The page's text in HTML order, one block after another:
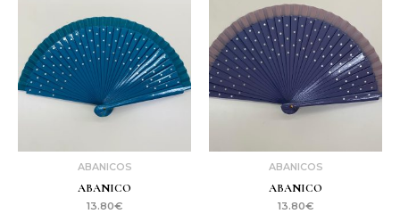
ABANICOS
ABANICO
13.80€
ABANICOS
ABANICO
13.80€